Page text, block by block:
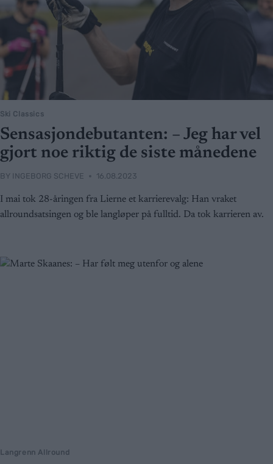
Ski Classics
Sensasjondebutanten: – Jeg har vel
gjort noe riktig de siste månedene
BY INGEBORG SCHEVE 16.08.2023
I mai tok 28-åringen fra Lierne et karrierevalg: Han vraket
allroundsatsingen og ble langløper på fulltid. Da tok karrieren av.
Langrenn Allround